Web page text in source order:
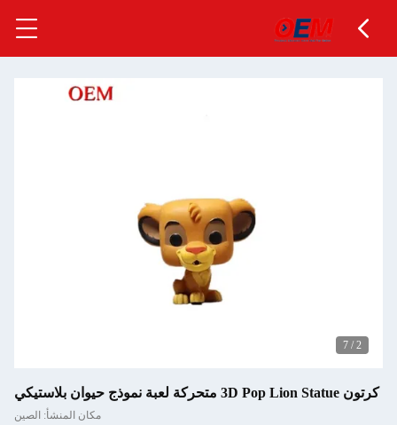
2
/
7
كرتون 3D Pop Lion Statue متحركة لعبة نموذج حيوان بلاستيكي
مكان المنشأ: الصين